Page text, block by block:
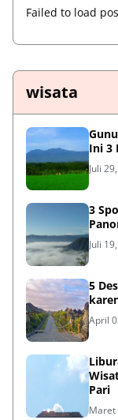
Failed to load
wisata
Ini 3
Juli
3
Juli
5
April
Pari
Maret